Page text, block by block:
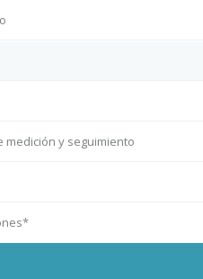
medición y seguimiento